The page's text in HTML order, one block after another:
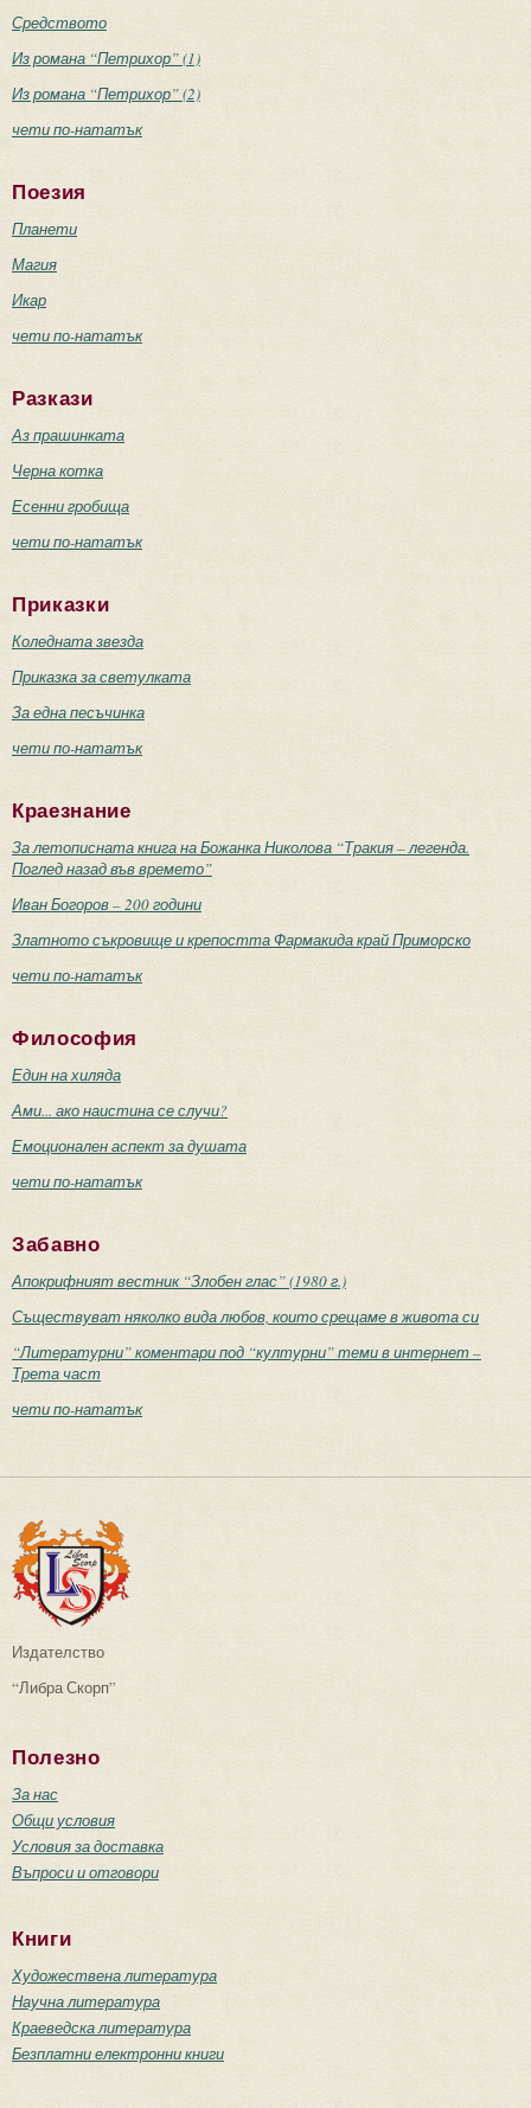
Средството
Из романа “Петрихор” (1)
Из романа “Петрихор” (2)
чети по-нататък
Поезия
Планети
Магия
Икар
чети по-нататък
Разкази
Аз прашинката
Черна котка
Есенни гробища
чети по-нататък
Приказки
Коледната звезда
Приказка за светулката
За една песъчинка
чети по-нататък
Краезнание
За летописната книга на Божанка Николова “Тракия – легенда.
Поглед назад във времето”
Иван Богоров – 200 години
Златното съкровище и крепостта Фармакида край Приморско
чети по-нататък
Философия
Един на хиляда
Ами... ако наистина се случи?
Емоционален аспект за душата
чети по-нататък
Забавно
Апокрифният вестник “Злобен глас” (1980 г.)
Съществуват няколко вида любов, които срещаме в живота си
“Литературни” коментари под “културни” теми в интернет –
Трета част
чети по-нататък
Издателство
“Либра Скорп”
Полезно
За нас
Общи условия
Условия за доставка
Въпроси и отговори
Книги
Художествена литература
Научна литература
Краеведска литература
Безплатни електронни книги